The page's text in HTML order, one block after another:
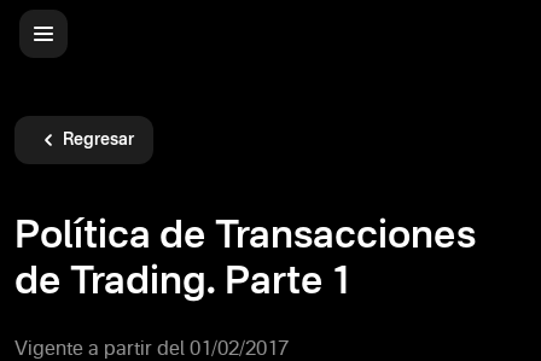
Regresar
Política de Transacciones
de Trading. Parte 1
Vigente a partir del 01/02/2017